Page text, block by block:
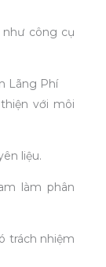
như công cụ
Lãng Phí
với môi
liệu.
làm phân
trách nhiệm